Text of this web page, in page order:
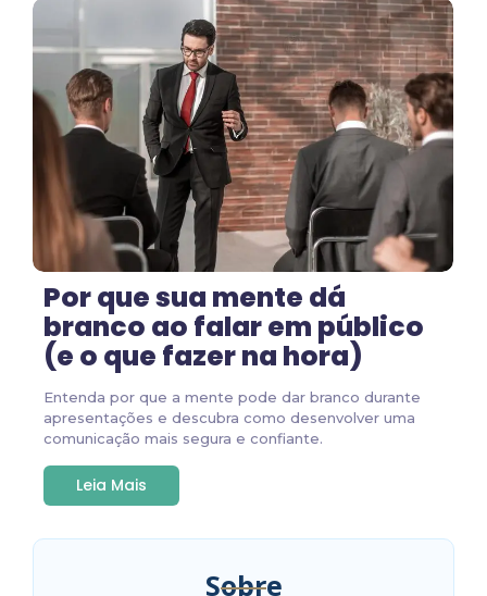
Por que sua mente dá
branco ao falar em público
(e o que fazer na hora)
Entenda por que a mente pode dar branco durante
apresentações e descubra como desenvolver uma
comunicação mais segura e confiante.
Leia Mais
Sobre